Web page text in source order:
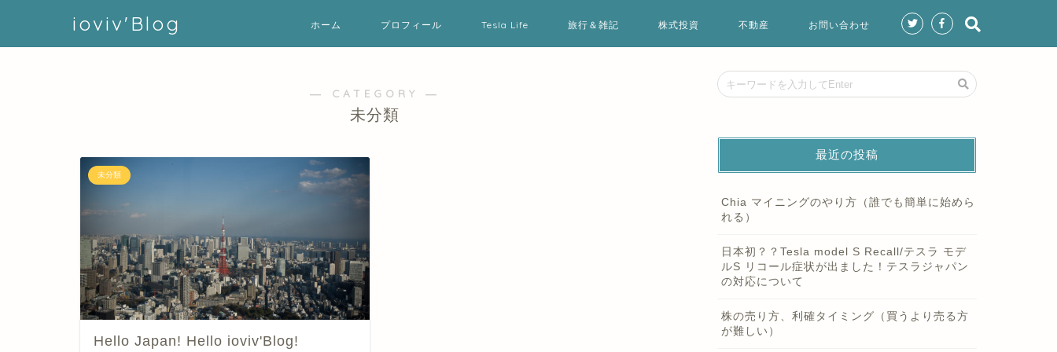
ioviv'Blog ホーム プロフィール Tesla Life 旅行＆雑記 株式投資 不動産 お問い合わせ
― CATEGORY ―
未分類
未分類
Hello Japan! Hello ioviv'Blog!
最近の投稿
Chia マイニングのやり方（誰でも簡単に始めら
れる）
日本初？？Tesla model S Recall/テスラ モデ
ルS リコール症状が出ました！テスラジャパン
の対応について
株の売り方、利確タイミング（買うより売る方
が難しい）